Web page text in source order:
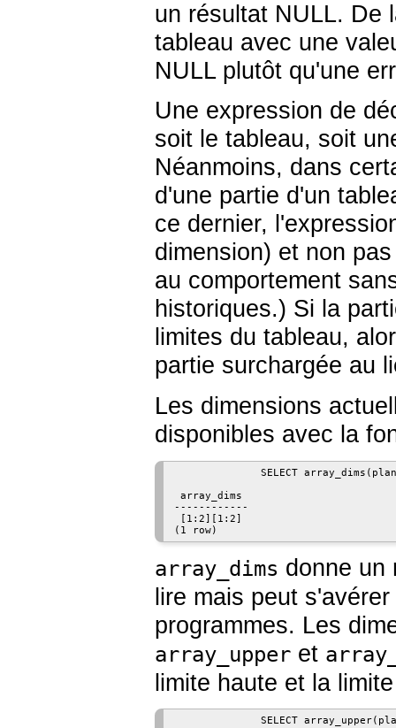
un résultat NULL. De
tableau avec une
NULL plutôt qu'une
Une expression de
soit le tableau, soit
Néanmoins, dans
d'une partie d'un
ce dernier,
dimension) et non
au comportement
historiques.) Si la
limites du tableau,
partie surchargée au
Les dimensions
disponibles avec la
SELECT
array_dims
------------
[1:2][1:2]
(1 row)
array_dims donne
lire mais peut
programmes. Les
array_upper et
limite haute et la
SELECT